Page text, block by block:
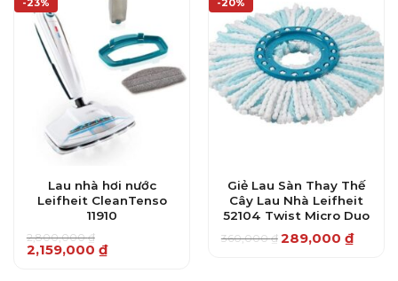
-23%
Lau nhà hơi nước
Leifheit CleanTenso
11910
2,800,000₫
Giá
gốc
2,159,000 ₫
Giá
hiện
-20%
Giẻ Lau Sàn Thay Thế
Cây Lau Nhà Leifheit
52104 Twist Micro Duo
360,000₫
Giá
289,000₫
Giá